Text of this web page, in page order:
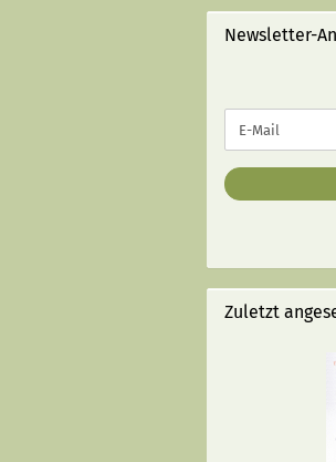
STRICHEN):
Newsletter-
ZUR
ANMELDUNG
E-
Mail
Zuletzt